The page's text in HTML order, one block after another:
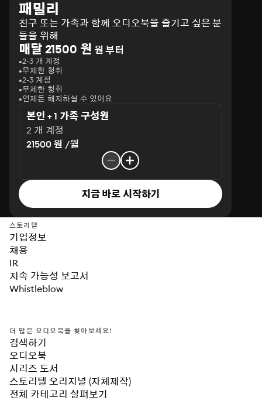
패밀리
친구 또는 가족과 함께 오디오북을 즐기고 싶은 분
들을 위해
매달 21500 원 원 부터
2-3 개 계정
무제한 청취
2-3 계정
무제한 청취
언제든 해지하실 수 있어요
본인 + 1 가족 구성원
2 개 계정
21500 원 /월
지금 바로 시작하기
스토리텔
기업정보
채용
IR
지속 가능성 보고서
Whistleblow
더 많은 오디오북을 찾아보세요!
검색하기
오디오북
시리즈 도서
스토리텔 오리지널 (자체제작)
전체 카테고리 살펴보기